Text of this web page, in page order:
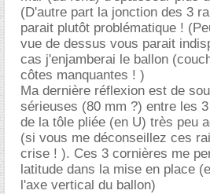
(D'autre part la jonction des 3
parait plutôt problématique !
vue de dessus vous parait
cas j'enjamberai le ballon
côtes manquantes ! )
Ma dernière réflexion est de
sérieuses (80 mm ?) entre les
de la tôle pliée (en U) très peu
(si vous me déconseillez ces
crise ! ). Ces 3 cornières me
latitude dans la mise en place
l'axe vertical du ballon)